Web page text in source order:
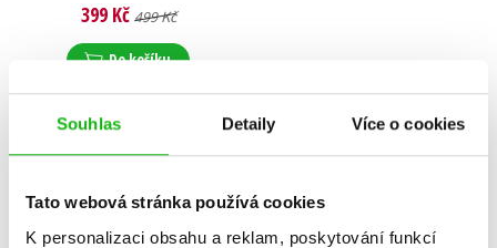
Souhlas Detaily Více o cookies
Tato webová stránka používá cookies
K personalizaci obsahu a reklam, poskytování funkcí
399 Kč 499 Kč
Do košíku
Předchozí